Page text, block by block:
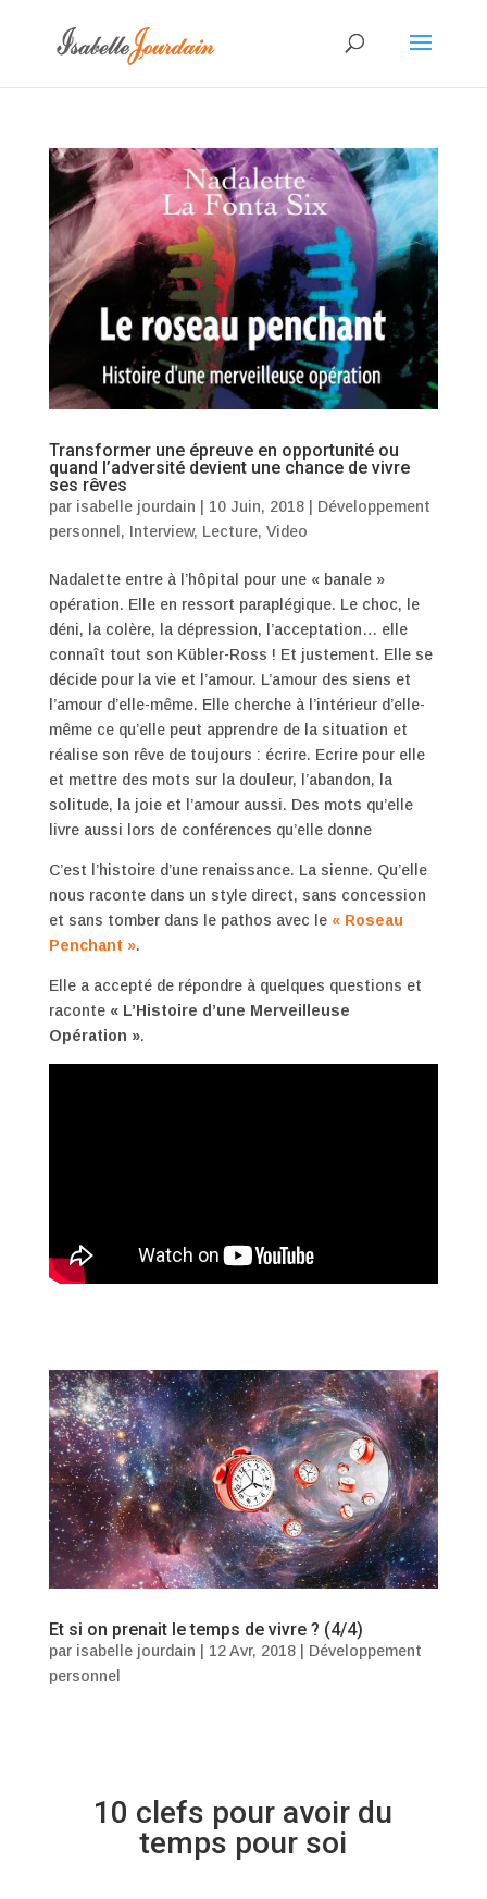
Transformer une épreuve en opportunité ou
quand l’adversité devient une chance de vivre
ses rêves
par isabelle jourdain 10 Juin, 2018| Développement
personnel , Interview, Lecture, Video
Nadalette entre à l’hôpital pour une « banale »
opération. Elle en ressort paraplégique. Le choc, le
déni, la colère, la dépression, l’acceptation… elle
connaît tout son Kübler-Ross ! Et justement. Elle se
décide pour la vie et l’amour. L’amour des siens et
l’amour d’elle-même. Elle cherche à l’intérieur d’elle-
même ce qu’elle peut apprendre de la situation et
réalise son rêve de toujours : écrire. Ecrire pour elle
et mettre des mots sur la douleur, l’abandon, la
solitude, la joie et l’amour aussi. Des mots qu’elle
livre aussi lors de conférences qu’elle donne
C’est l’histoire d’une renaissance. La sienne. Qu’elle
nous raconte dans un style direct, sans concession
et sans tomber dans le pathos avec le « Roseau
Penchant ».
Elle a accepté de répondre à quelques questions et
raconte « L’Histoire d’une Merveilleuse
Opération ».
Et si on prenait le temps de vivre ? (4/4)
par isabelle jourdain 12 Avr, 2018| Développement
personnel
10 clefs pour avoir du
temps pour soi